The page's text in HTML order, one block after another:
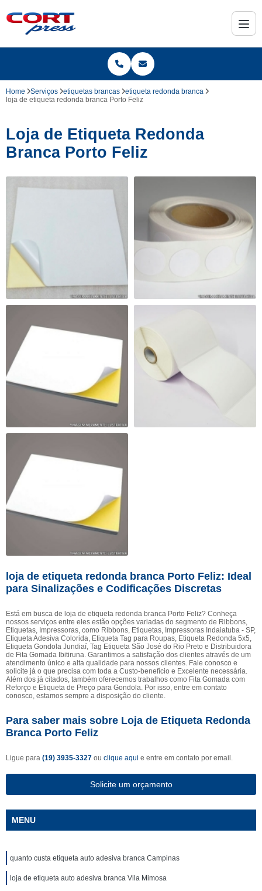
Home Serviços etiquetas brancas
etiqueta redonda branca
loja de etiqueta redonda branca Porto Feliz
Loja de Etiqueta Redonda
Branca Porto Feliz
loja de etiqueta redonda branca Porto Feliz: Ideal
para Sinalizações e Codificações Discretas
Está em busca de loja de etiqueta redonda branca Porto Feliz? Conheça
nossos serviços entre eles estão opções variadas do segmento de Ribbons,
Etiquetas, Impressoras, como Ribbons, Etiquetas, Impressoras Indaiatuba - SP,
Etiqueta Adesiva Colorida, Etiqueta Tag para Roupas, Etiqueta Redonda 5x5,
Etiqueta Gondola Jundiaí, Tag Etiqueta São José do Rio Preto e Distribuidora
de Fita Gomada Ibitiruna. Garantimos a satisfação dos clientes através de um
atendimento único e alta qualidade para nossos clientes. Fale conosco e
solicite já o que precisa com toda a Custo-benefício e Excelente necessária.
Além dos já citados, também oferecemos trabalhos como Fita Gomada com
Reforço e Etiqueta de Preço para Gondola. Por isso, entre em contato
conosco, estamos sempre a disposição do cliente.
Para saber mais sobre Loja de Etiqueta Redonda
Branca Porto Feliz
Ligue para (19) 3935-3327 ou clique aqui e entre em contato por email.
Solicite um orçamento
MENU
quanto custa etiqueta auto adesiva branca Campinas
loja de etiqueta auto adesiva branca Vila Mimosa